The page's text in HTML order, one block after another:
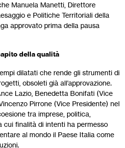
Manuela Manetti, Direttore
e Politiche Territoriali della
approvato prima della pausa
della qualità
dilatati che rende gli strumenti di
obsoleti già all’approvazione.
Lazio, Benedetta Bonifati (Vice
Pirrone (Vice Presidente) nel
tra imprese, politica,
cui finalità di intenti ha permesso
al mondo il Paese Italia come